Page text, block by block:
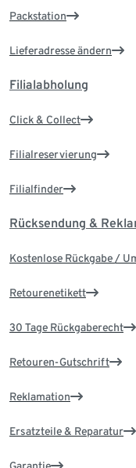
Packstation
Lieferadresse ändern
Filialabholung
Click & Collect
Filialreservierung
Filialfinder
Rücksendung &
Kostenlose Rückgabe /
Retourenetikett
30 Tage Rückgaberecht
Retouren-Gutschrift
Reklamation
Ersatzteile & Reparatur